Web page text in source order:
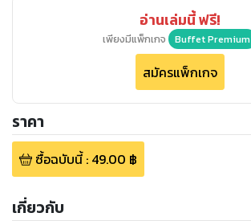
อ่านเล่มนี้ ฟรี!
เพียงมีแพ็กเกจ Buffet Premium
สมัครแพ็กเกจ
ราคา
ซื้อฉบับนี้: 49.00 ฿
เกี่ยวกับ